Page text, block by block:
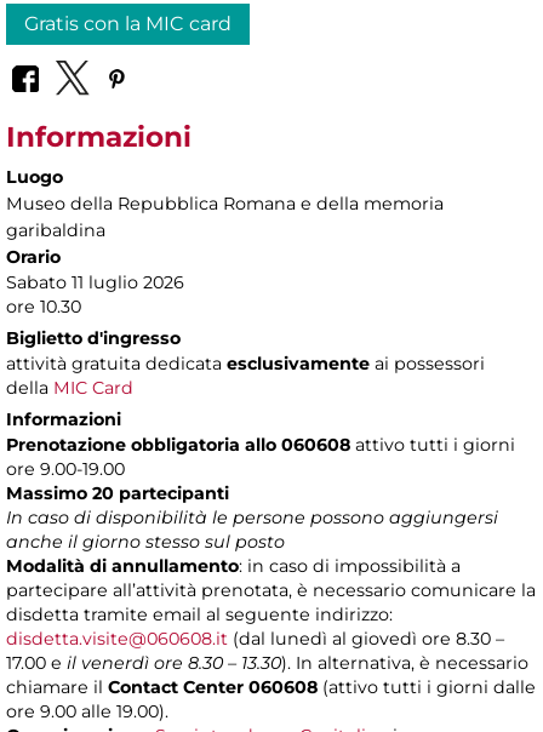
Gratis con la MIC card
Informazioni
Luogo
Museo della Repubblica Romana e della memoria
garibaldina
Orario
Sabato 11 luglio 2026
ore 10.30
Biglietto d'ingresso
attività gratuita dedicata esclusivamente ai possessori
della MIC Card
Informazioni
Prenotazione obbligatoria allo 060608 attivo tutti i giorni
ore 9.00-19.00
Massimo 20 partecipanti
In caso di disponibilità le persone possono aggiungersi
anche il giorno stesso sul posto
Modalità di annullamento: in caso di impossibilità a
partecipare all’attività prenotata, è necessario comunicare la
disdetta tramite email al seguente indirizzo:
disdetta.visite@060608.it (dal lunedì al giovedì ore 8.30 –
17.00 e il venerdì ore 8.30 – 13.30). In alternativa, è necessario
chiamare il Contact Center 060608 (attivo tutti i giorni dalle
ore 9.00 alle 19.00).